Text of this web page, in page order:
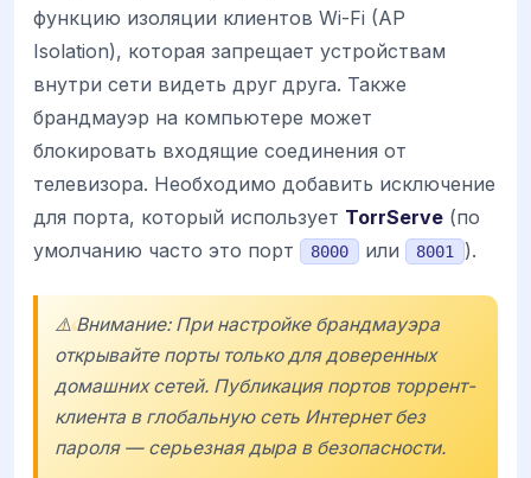
функцию изоляции клиентов Wi-Fi (AP
Isolation), которая запрещает устройствам
внутри сети видеть друг друга. Также
брандмауэр на компьютере может
блокировать входящие соединения от
телевизора. Необходимо добавить исключение
для порта, который использует TorrServe (по
умолчанию часто это порт
8000 или 8001 ).
⚠️ Внимание: При настройке брандмауэра
открывайте порты только для доверенных
домашних сетей. Публикация портов торрент-
клиента в глобальную сеть Интернет без
пароля — серьезная дыра в безопасности.